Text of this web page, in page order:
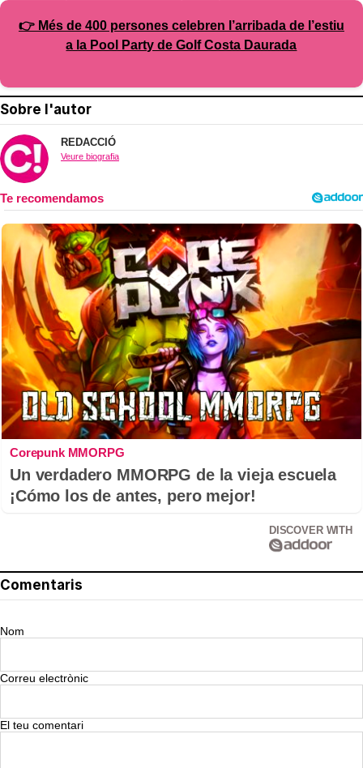
👉 Més de 400 persones celebren l’arribada de l’estiu
a la Pool Party de Golf Costa Daurada
Sobre l'autor
REDACCIÓ
Veure biografia
Corepunk MMORPG
Un verdadero MMORPG de la vieja escuela
¡Cómo los de antes, pero mejor!
DISCOVER WITH
Comentaris
Nom
Correu electrònic
El teu comentari